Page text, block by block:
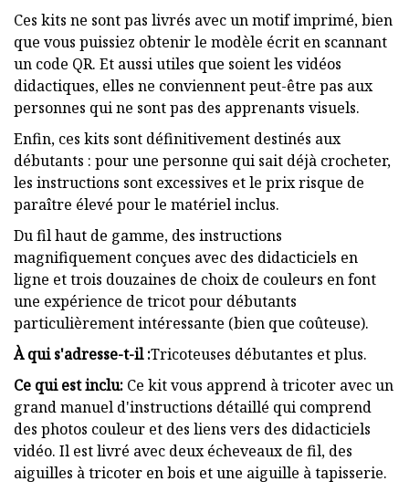
Ces kits ne sont pas livrés avec un motif imprimé, bien
que vous puissiez obtenir le modèle écrit en scannant
un code QR. Et aussi utiles que soient les vidéos
didactiques, elles ne conviennent peut-être pas aux
personnes qui ne sont pas des apprenants visuels.
Enfin, ces kits sont définitivement destinés aux
débutants : pour une personne qui sait déjà crocheter,
les instructions sont excessives et le prix risque de
paraître élevé pour le matériel inclus.
Du fil haut de gamme, des instructions
magnifiquement conçues avec des didacticiels en
ligne et trois douzaines de choix de couleurs en font
une expérience de tricot pour débutants
particulièrement intéressante (bien que coûteuse).
À qui s'adresse-t-il :Tricoteuses débutantes et plus.
Ce qui est inclu: Ce kit vous apprend à tricoter avec un
grand manuel d'instructions détaillé qui comprend
des photos couleur et des liens vers des didacticiels
vidéo. Il est livré avec deux écheveaux de fil, des
aiguilles à tricoter en bois et une aiguille à tapisserie.